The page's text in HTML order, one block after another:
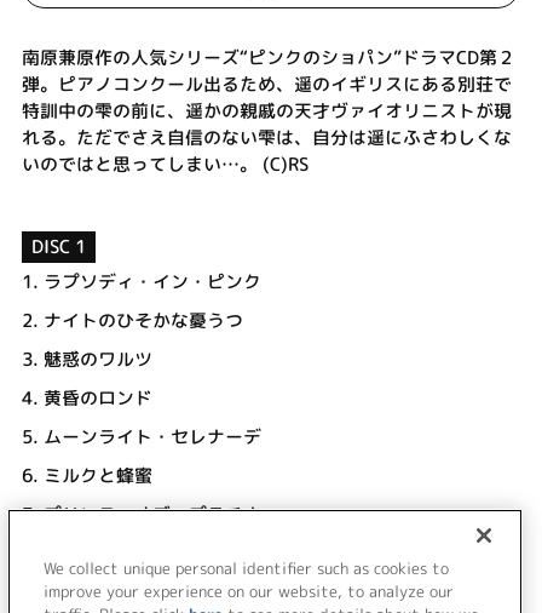
南原兼原作の人気シリーズ“ピンクのショパン”ドラマCD第２
弾。ピアノコンクール出るため、遥のイギリスにある別荘で
特訓中の雫の前に、遥かの親戚の天才ヴァイオリニストが現
れる。ただでさえ自信のない雫は、自分は遥にふさわしくな
いのではと思ってしまい…。 (C)RS
DISC 1
1. ラプソディ・イン・ピンク
2. ナイトのひそかな憂うつ
3. 魅惑のワルツ
4. 黄昏のロンド
5. ムーンライト・セレナーデ
6. ミルクと蜂蜜
7.プリンス・オブ・プラチナ
キャストロール
We collect unique personal identifier such as cookies to
improve your experience on our website, to analyze our